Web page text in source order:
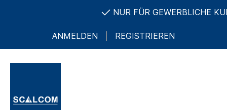
NUR FÜR GEWERBLICHE
ANMELDEN REGISTRIEREN